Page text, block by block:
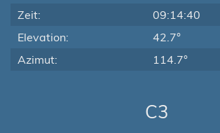
Zeit:
09:14:40
Elevation:
42.7°
Azimut:
114.7°
C3